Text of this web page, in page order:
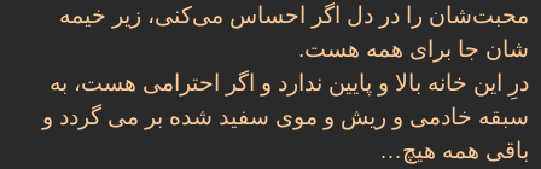
محبت‌شان را در دل اگر احساس می‌کنی، زیر خیمه
شان جا برای همه هست.
درِ این خانه بالا و پایین ندارد و اگر احترامی هست، به
سبقه خادمی و ریش و موی سفید شده بر می گردد و
باقی همه هیچ…